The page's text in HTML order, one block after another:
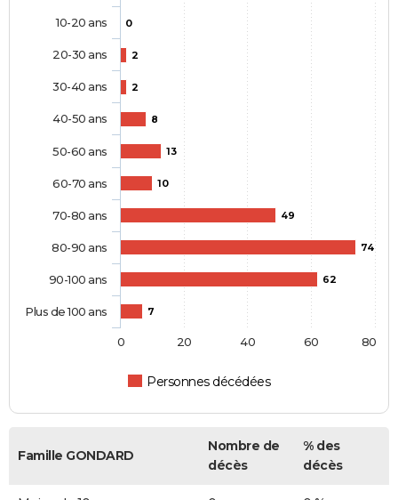
0
2
2
8
13
10
49
74
62
7
Personnes décédées
10-20 ans
20-30 ans
30-40 ans
40-50 ans
50-60 ans
60-70 ans
70-80 ans
80-90 ans
90-100 ans
Plus de 100 ans
0 20 40 60 80
Famille GONDARD
Nombre de
décès
% des
décès